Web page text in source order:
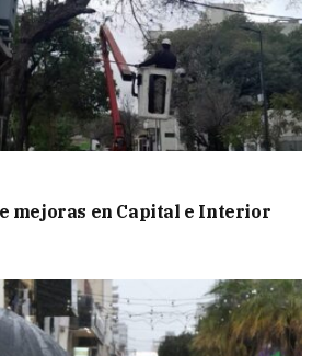
mejoras en Capital e Interior